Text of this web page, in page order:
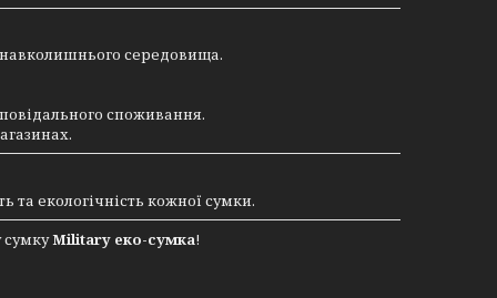
середовища.
споживання.
та екологічність кожної сумки.
сумкуMilitary еко-сумка!